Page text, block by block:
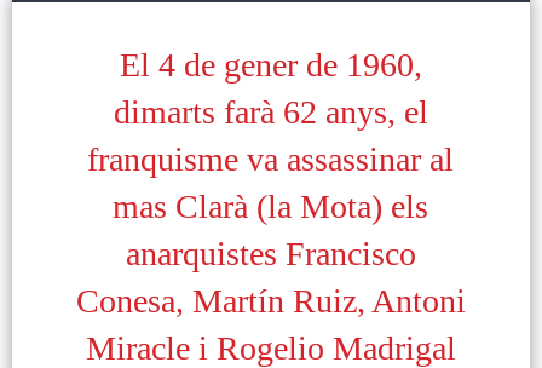
El 4 de gener de 1960,
dimarts farà 62 anys, el
franquisme va assassinar al
mas Clarà (la Mota) els
anarquistes Francisco
Conesa, Martín Ruiz, Antoni
Miracle i Rogelio Madrigal